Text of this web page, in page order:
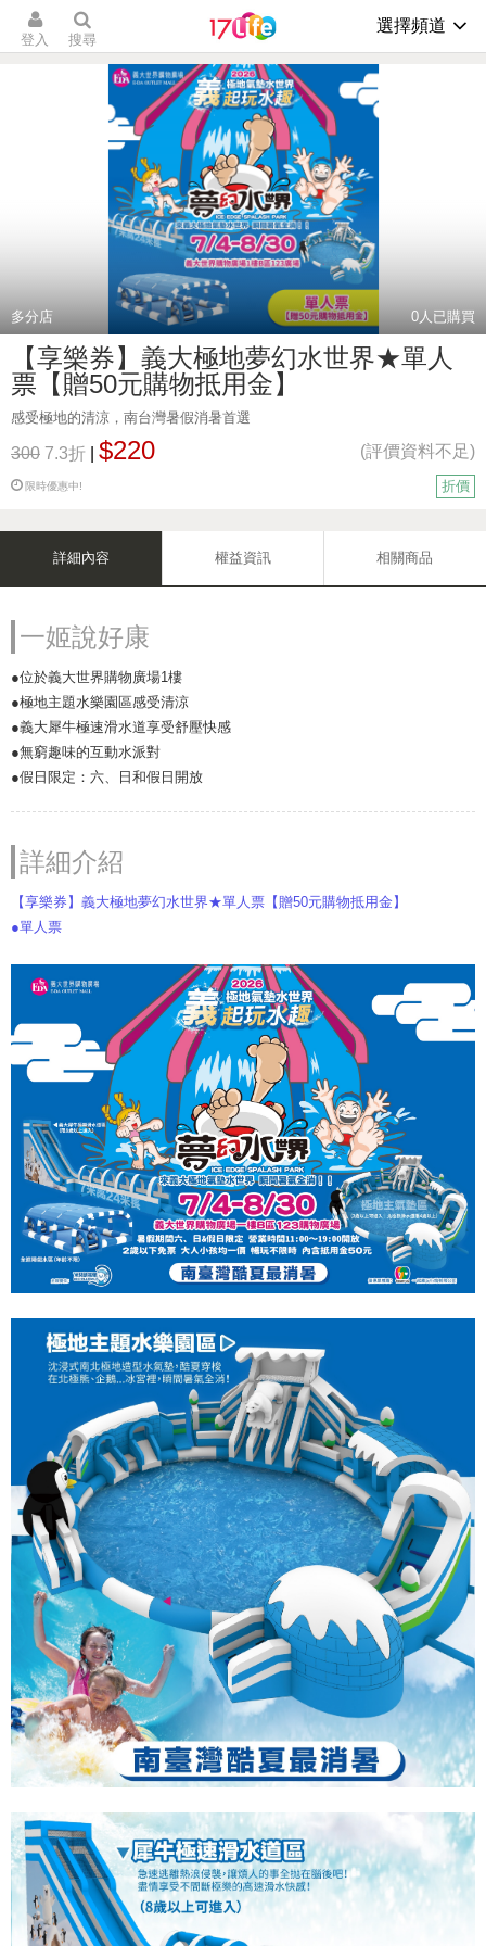
登入 搜尋
選擇頻道
多分店 0人已購買
【享樂券】義大極地夢幻水世界★單人
票【贈50元購物抵用金】
感受極地的清涼，南台灣暑假消暑首選
300 7.3折 $220 (評價資料不足)
限時優惠中! 折價
詳細內容 權益資訊 相關商品
一姬說好康
●位於義大世界購物廣場1樓
●極地主題水樂園區感受清涼
●義大犀牛極速滑水道享受舒壓快感
●無窮趣味的互動水派對
●假日限定：六、日和假日開放
詳細介紹
【享樂券】義大極地夢幻水世界★單人票【贈50元購物抵用金】
●單人票